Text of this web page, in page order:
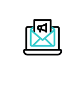
contenu